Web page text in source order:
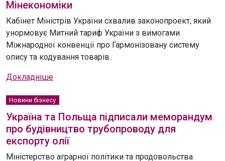
Мінекономіки
Кабінет Міністрів України схвалив законопроект, який
унормовує Митний тариф України з вимогами
Міжнародної конвенції про Гармонізовану систему
опису та кодування товарів.
Докладніше
Новини бізнесу
Україна та Польща підписали меморандум
про будівництво трубопроводу для
експорту олії
Міністерство аграрної політики та продовольства